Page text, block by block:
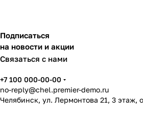
Подписаться
на новости и акции
Связаться с нами
+7 100 000-00-00
no-reply@chel.premier-demo.ru
Челябинск, ул. Лермонтова 21, 3 этаж,